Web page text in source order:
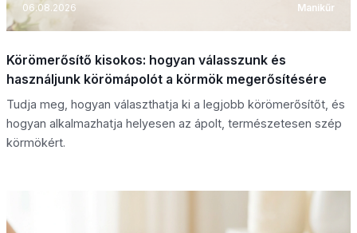
06.08.2026 Manikűr
Körömerősítő kisokos: hogyan válasszunk és
használjunk körömápolót a körmök megerősítésére
Tudja meg, hogyan választhatja ki a legjobb körömerősítőt, és
hogyan alkalmazhatja helyesen az ápolt, természetesen szép
körmökért.